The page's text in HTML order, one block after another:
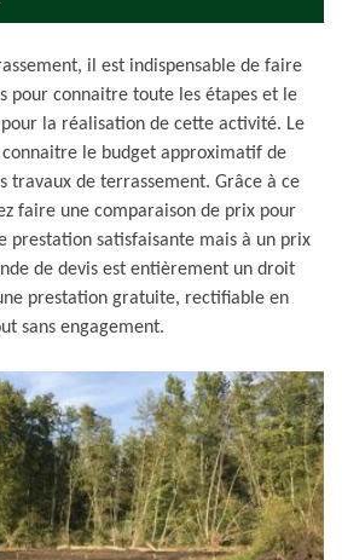
il est indispensable de faire
pour connaitre toute les étapes et le
la réalisation de cette activité. Le
le budget approximatif de
travaux de terrassement. Grâce à ce
faire une comparaison de prix pour
prestation satisfaisante mais à un prix
de devis est entièrement un droit
prestation gratuite, rectifiable en
sans engagement.